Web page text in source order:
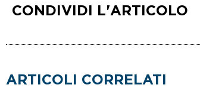
CONDIVIDI L'ARTICOLO
ARTICOLI CORRELATI